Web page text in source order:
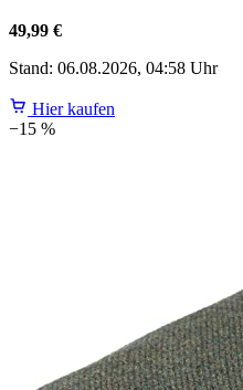
49,99 €
Stand: 06.08.2026, 04:58 Uhr
Hier kaufen
−15 %